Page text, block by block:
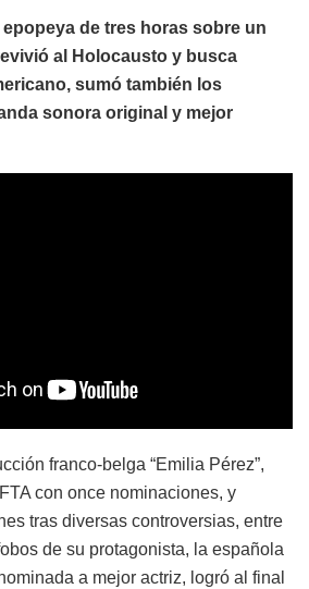
de tres horas sobre un
al Holocausto y busca
sumó también los
sonora original y mejor
franco-belga “Emilia Pérez”,
con once nominaciones, y
tras diversas controversias, entre
de su protagonista, la española
a mejor actriz, logró al final